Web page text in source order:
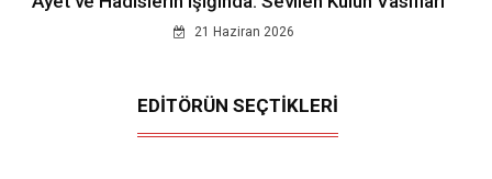
21 Haziran 2026
EDİTÖRÜN SEÇTİKLERİ